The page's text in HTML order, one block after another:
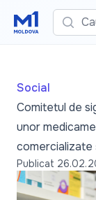
Caută
Social
Comitetul de
unor
comercializate
Publicat